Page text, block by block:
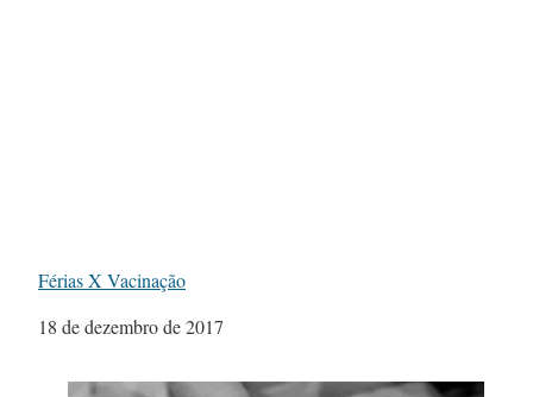
Férias X Vacinação
Data
18 de dezembro de 2017